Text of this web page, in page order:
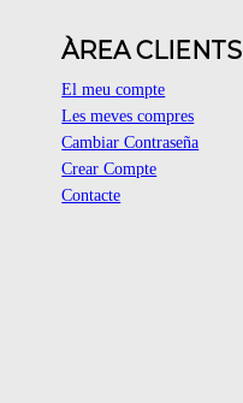
ÀREA CLIENTS
El meu compte
Les meves compres
Cambiar Contraseña
Crear Compte
Contacte